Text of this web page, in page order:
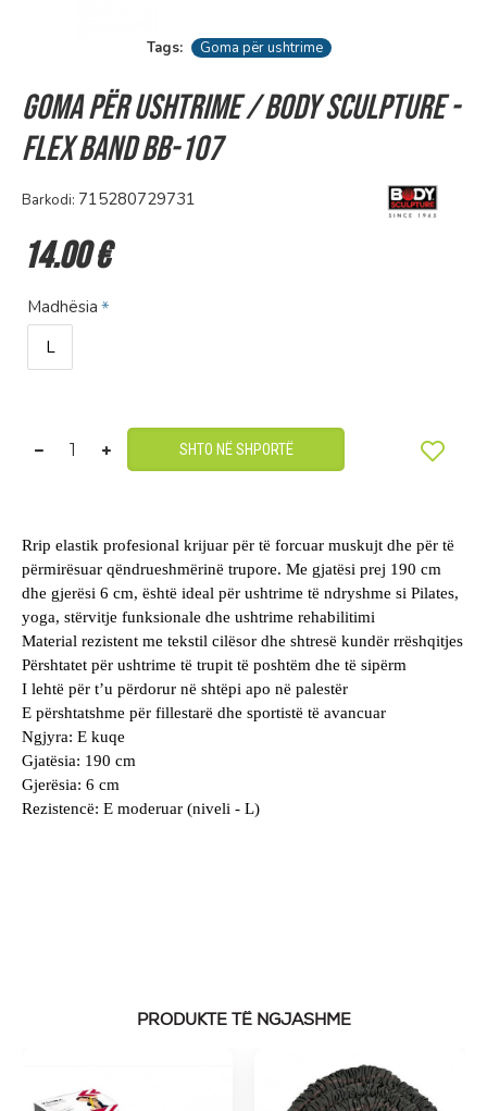
Tags: Goma për ushtrime
Goma për ushtrime / Body Sculpture -
Flex Band BB-107
Barkodi: 715280729731
14.00 €
Madhësia
L
SHTO NË SHPORTË
Rrip elastik profesional krijuar për të forcuar muskujt dhe për të
përmirësuar qëndrueshmërinë trupore. Me gjatësi prej 190 cm
dhe gjerësi 6 cm, është ideal për ushtrime të ndryshme si Pilates,
yoga, stërvitje funksionale dhe ushtrime rehabilitimi
Material rezistent me tekstil cilësor dhe shtresë kundër rrëshqitjes
Përshtatet për ushtrime të trupit të poshtëm dhe të sipërm
I lehtë për t’u përdorur në shtëpi apo në palestër
E përshtatshme për fillestarë dhe sportistë të avancuar
Ngjyra: E kuqe
Gjatësia: 190 cm
Gjerësia: 6 cm
Rezistencë: E moderuar (niveli - L)
PRODUKTE TË NGJASHME